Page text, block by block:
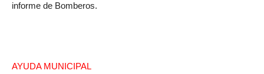
informe de Bomberos.
AYUDA MUNICIPAL